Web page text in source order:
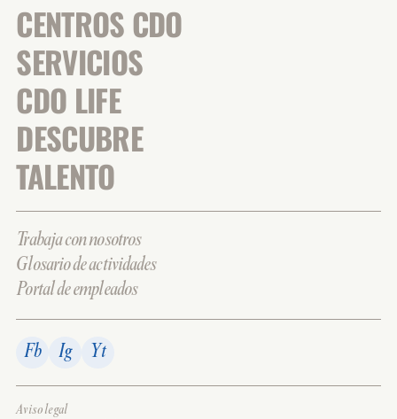
CENTROS CDO
SERVICIOS
CDO LIFE
DESCUBRE
TALENTO
Trabaja con nosotros
Glosario de actividades
Portal de empleados
Fb Ig Yt
Aviso legal